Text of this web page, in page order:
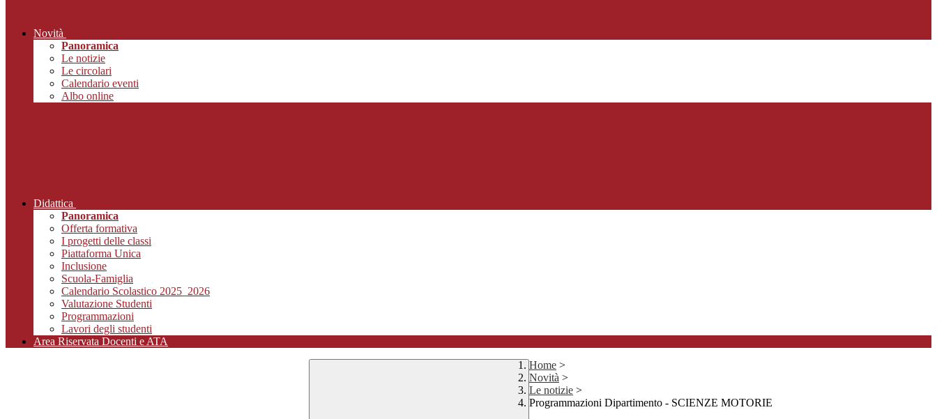
Novità
Panoramica
Le notizie
Le circolari
Calendario eventi
Albo online
Didattica
Panoramica
Offerta formativa
I progetti delle classi
Piattaforma Unica
Inclusione
Scuola-Famiglia
Calendario Scolastico 2025_2026
Valutazione Studenti
Programmazioni
Lavori degli studenti
Area Riservata Docenti e ATA
Home >
Novità >
Le notizie >
Programmazioni Dipartimento - SCIENZE MOTORIE